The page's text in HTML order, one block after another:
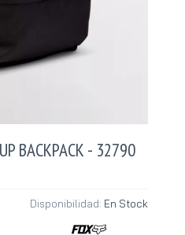
BACKPACK - 32790
Disponibilidad: En Stock